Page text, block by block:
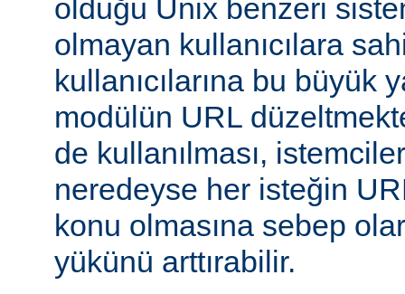
olduğu Unix benzeri
olmayan kullanıcılara
kullanıcılarına bu büyük
modülün URL
de kullanılması,
neredeyse her isteğin
konu olmasına sebep
yükünü arttırabilir.